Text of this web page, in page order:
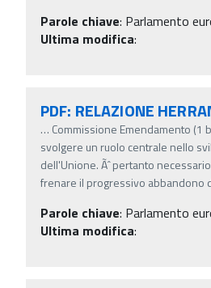
Parole chiave: Parlamento
Ultima modifica:
PDF: RELAZIONE
… Commissione Emendamento (1
svolgere un ruolo centrale nello
dell'Unione. Ãˆ pertanto
frenare il progressivo abbandono
Parole chiave: Parlamento
Ultima modifica: